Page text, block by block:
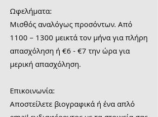
Ωφελήματα:
Μισθός αναλόγως προσόντων. Από
1100 – 1300 μεικτά τον μήνα για πλήρη
απασχόληση ή €6 - €7 την ώρα για
μερική απασχόληση.
Επικοινωνία:
Αποστείλετε βιογραφικά ή ένα απλό